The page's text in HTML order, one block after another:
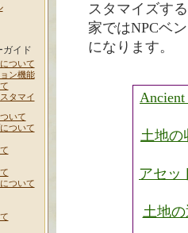
ガイド
ついて
ン機能
タマイ
いて
ついて
ついて
スタマイズす
家ではNPCベ
になります。
土地の
アセッ
土地